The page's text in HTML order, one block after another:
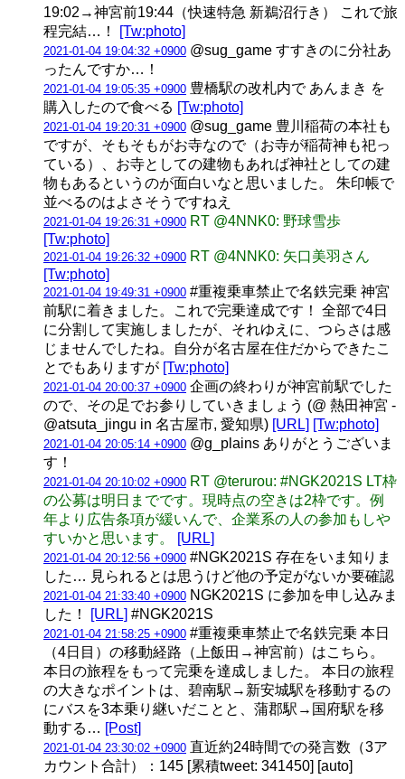
19:02→神宮前19:44（快速特急 新鵜沼行き） これで旅
程完結…！
[Tw:photo]
2021-01-04 19:04:32 +0900 @sug_game すすきのに分社あ
ったんですか…！
2021-01-04 19:05:35 +0900 豊橋駅の改札内で あんまき を
購入したので食べる [Tw:photo]
2021-01-04 19:20:31 +0900 @sug_game 豊川稲荷の本社も
ですが、そもそもがお寺なので（お寺が稲荷神も祀っ
ている）、お寺としての建物もあれば神社としての建
物もあるというのが面白いなと思いました。 朱印帳で
並べるのはよさそうですねえ
2021-01-04 19:26:31 +0900 RT @4NNK0: 野球雪歩
[Tw:photo]
2021-01-04 19:26:32 +0900 RT @4NNK0: 矢口美羽さん
[Tw:photo]
2021-01-04 19:49:31 +0900 #重複乗車禁止で名鉄完乗 神宮
前駅に着きました。これで完乗達成です！ 全部で4日
に分割して実施しましたが、それゆえに、つらさは感
じませんでしたね。自分が名古屋在住だからできたこ
とでもありますが [Tw:photo]
2021-01-04 20:00:37 +0900 企画の終わりが神宮前駅でした
ので、その足でお参りしていきましょう (@ 熱田神宮 -
@atsuta_jingu in 名古屋市, 愛知県) [URL] [Tw:photo]
2021-01-04 20:05:14 +0900 @g_plains ありがとうございま
す！
2021-01-04 20:10:02 +0900 RT @terurou: #NGK2021S LT枠
の公募は明日までです。現時点の空きは2枠です。例
年より広告条項が緩いんで、企業系の人の参加もしや
すいかと思います。
[URL]
2021-01-04 20:12:56 +0900 #NGK2021S 存在をいま知りま
した… 見られるとは思うけど他の予定がないか要確認
2021-01-04 21:33:40 +0900 NGK2021S に参加を申し込みま
した！
[URL] #NGK2021S
2021-01-04 21:58:25 +0900 #重複乗車禁止で名鉄完乗 本日
（4日目）の移動経路（上飯田→神宮前）はこちら。
本日の旅程をもって完乗を達成しました。 本日の旅程
の大きなポイントは、碧南駅→新安城駅を移動するの
にバスを3本乗り継いだことと、蒲郡駅→国府駅を移
動する… [Post]
2021-01-04 23:30:02 +0900 直近約24時間での発言数（3ア
カウント合計）：145 [累積tweet: 341450] [auto]